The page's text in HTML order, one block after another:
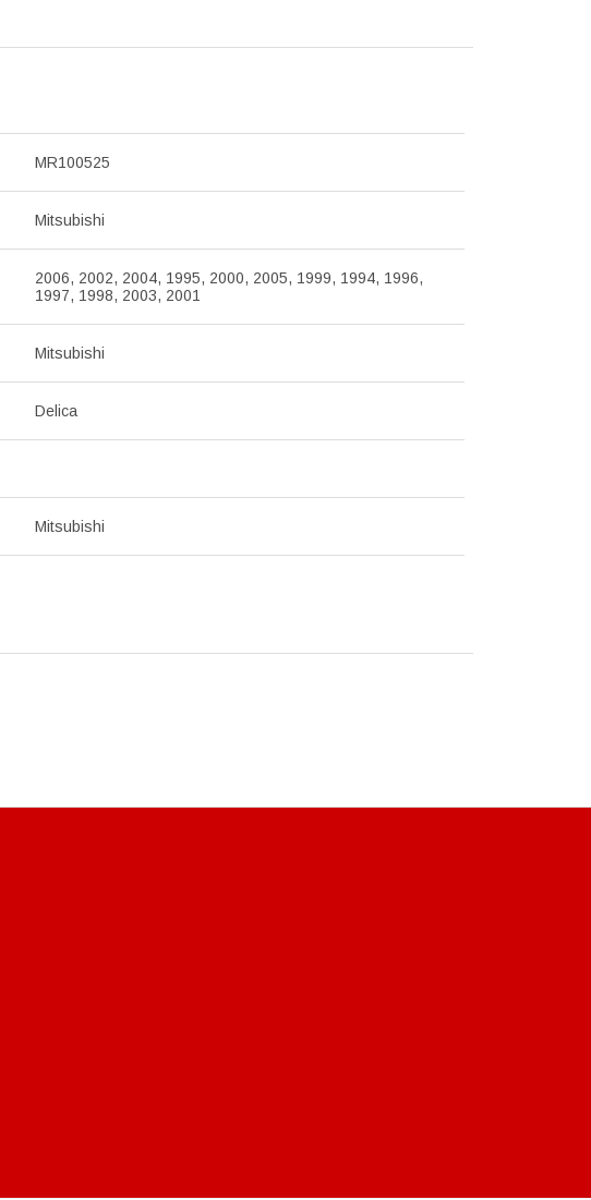
MR100525
Mitsubishi
2006, 2002, 2004, 1995, 2000, 2005, 1999, 1994, 1996,
1997, 1998, 2003, 2001
Mitsubishi
Delica
Mitsubishi